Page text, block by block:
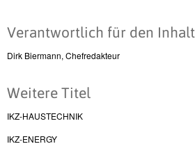
Verantwortlich für den Inhalt
Dirk Biermann, Chefredakteur
Weitere Titel
IKZ-HAUSTECHNIK
IKZ-ENERGY